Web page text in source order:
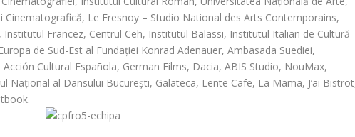
Cinematografică, Le Fresnoy – Studio National des Arts Contemporains,
, Institutul Francez, Centrul Ceh, Institutul Balassi, Institutul Italian de Cultură
de Sud-Est al Fundației Konrad Adenauer,Ambasada Suediei,
Acción Cultural Española, German Films, Dacia,ABIS Studio, NouMax,
Național al Dansului București, Galateca, Lente Cafe, La Mama, J’ai Bistrot
.